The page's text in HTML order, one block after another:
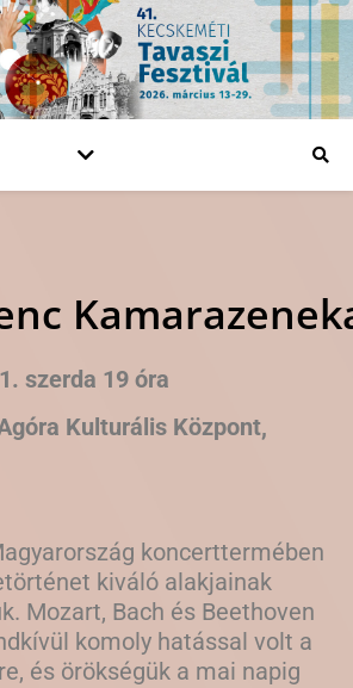
szerda 19 óra
Kulturális Központ,
koncerttermében
kiváló alakjainak
Mozart, Bach és Beethoven
komoly hatással volt a
és örökségük a mai napig